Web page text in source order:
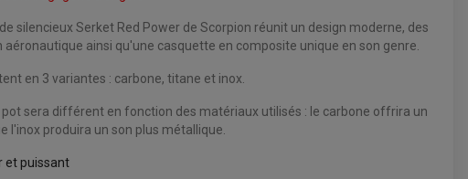
VOIR LE PANIER
silencieux Serket Red Power de Scorpion réunit un design moderne, des
ainsi qu'une casquette en composite unique en son genre.
en 3 variantes : carbone, titane et inox.
pot sera différent en fonction des matériaux utilisés : le carbone offrira un
l'inox produira un son plus métallique.
et puissant